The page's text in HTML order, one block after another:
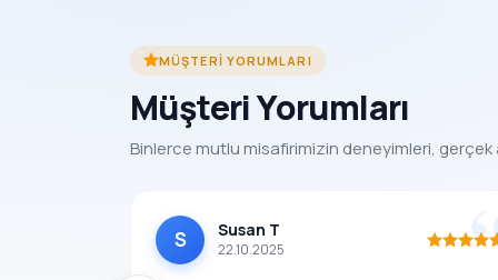
MÜŞTERI YORUMLARI
Müşteri Yorumları
Binlerce mutlu misafirimizin deneyimleri, gerçek
S Susan T
22.10.2025